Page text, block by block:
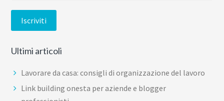
Ultimi articoli
Lavorare da casa: consigli di organizzazione del lavoro
Link building onesta per aziende e blogger